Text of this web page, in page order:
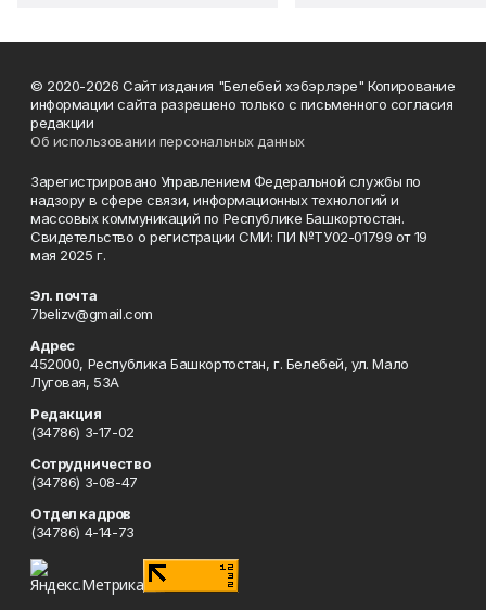
© 2020-2026 Сайт издания "Белебей хэбэрлэре" Копирование
информации сайта разрешено только с письменного согласия
редакции
Об использовании персональных данных
Зарегистрировано Управлением Федеральной службы по
надзору в сфере связи, информационных технологий и
массовых коммуникаций по Республике Башкортостан.
Свидетельство о регистрации СМИ: ПИ №ТУ02-01799 от 19
мая 2025 г.
Эл. почта
7belizv@gmail.com
Адрес
452000, Республика Башкортостан, г. Белебей, ул. Мало
Луговая, 53А
Редакция
(34786) 3-17-02
Сотрудничество
(34786) 3-08-47
Отдел кадров
(34786) 4-14-73